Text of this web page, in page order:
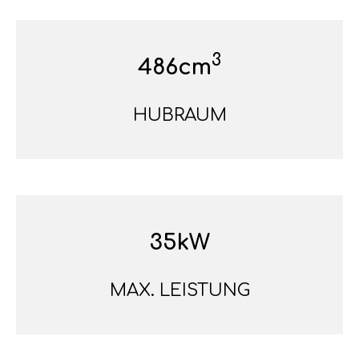
486cm3
HUBRAUM
35kW
MAX. LEISTUNG